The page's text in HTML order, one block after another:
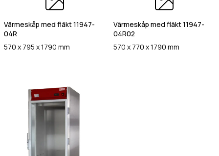
Värmeskåp med fläkt 11947-
04R
570 x 795 x 1790 mm
Värmeskåp med fläkt 11947-
04R02
570 x 770 x 1790 mm
(Obligatoriskt)